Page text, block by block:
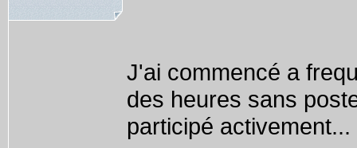
J'ai commencé a
des heures sans
participé activement...